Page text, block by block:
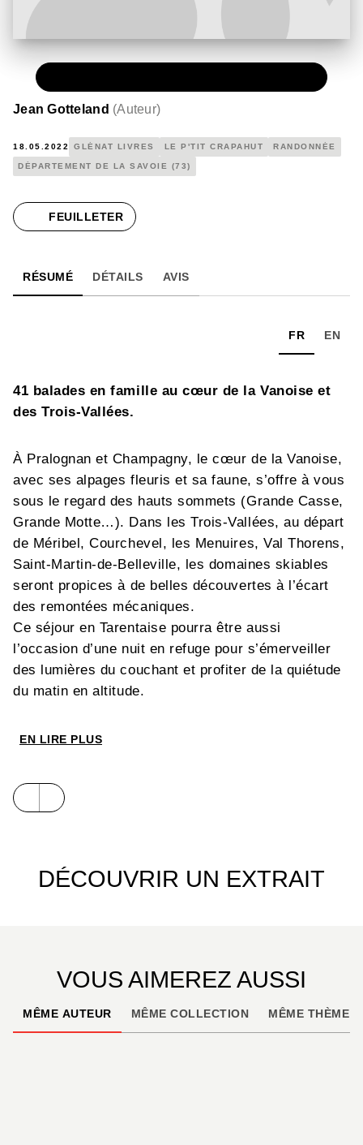
Jean Gotteland (Auteur)
18.05.2022 GLÉNAT LIVRES LE P'TIT CRAPAHUT RANDONNÉE
DÉPARTEMENT DE LA SAVOIE (73)
FEUILLETER
RÉSUMÉ DÉTAILS AVIS
FR EN
41 balades en famille au cœur de la Vanoise et
des Trois-Vallées.
À Pralognan et Champagny, le cœur de la Vanoise,
avec ses alpages fleuris et sa faune, s’offre à vous
sous le regard des hauts sommets (Grande Casse,
Grande Motte…). Dans les Trois-Vallées, au départ
de Méribel, Courchevel, les Menuires, Val Thorens,
Saint-Martin-de-Belleville, les domaines skiables
seront propices à de belles découvertes à l’écart
des remontées mécaniques.
Ce séjour en Tarentaise pourra être aussi
l’occasion d’une nuit en refuge pour s’émerveiller
des lumières du couchant et profiter de la quiétude
du matin en altitude.
> Des itinéraires faciles pour petits et grands
> Un QR-Code par balade permettant de
EN LIRE PLUS
DÉCOUVRIR UN EXTRAIT
VOUS AIMEREZ AUSSI
MÊME AUTEUR MÊME COLLECTION MÊME THÈME